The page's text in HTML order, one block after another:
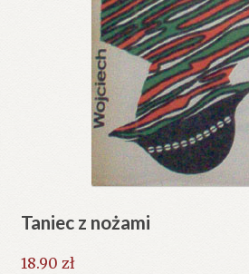
Taniec z nożami
18.90 zł